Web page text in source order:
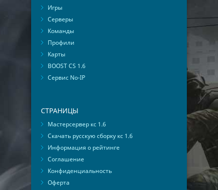
Игры
Серверы
Команды
Профили
Карты
BOOST CS 1.6
Сервис No-IP
СТРАНИЦЫ
Мастерсервер кс 1.6
Скачать русскую сборку кс 1.6
Информация о рейтинге
Соглашение
Конфиденциальность
Оферта